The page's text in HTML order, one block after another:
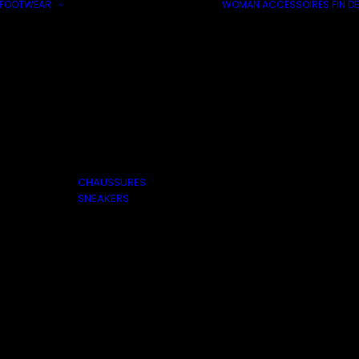
FOOTWEAR
CHAUSSURES
SNEAKERS
WOMAN ACCESSOIRES FIN